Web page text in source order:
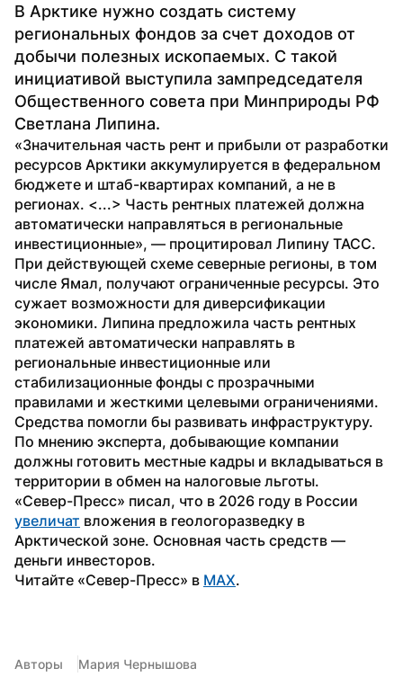
В Арктике нужно создать систему
региональных фондов за счет доходов от
добычи полезных ископаемых. С такой
инициативой выступила зампредседателя
Общественного совета при Минприроды РФ
Светлана Липина.
«Значительная часть рент и прибыли от разработки
ресурсов Арктики аккумулируется в федеральном
бюджете и штаб-квартирах компаний, а не в
регионах. <...> Часть рентных платежей должна
автоматически направляться в региональные
инвестиционные», — процитировал Липину ТАСС.
При действующей схеме северные регионы, в том
числе Ямал, получают ограниченные ресурсы. Это
сужает возможности для диверсификации
экономики. Липина предложила часть рентных
платежей автоматически направлять в
региональные инвестиционные или
стабилизационные фонды с прозрачными
правилами и жесткими целевыми ограничениями.
Средства помогли бы развивать инфраструктуру.
По мнению эксперта, добывающие компании
должны готовить местные кадры и вкладываться в
территории в обмен на налоговые льготы.
увеличат вложения в геологоразведку в
Арктической зоне. Основная часть средств —
деньги инвесторов.
Читайте «Север-Пресс» в MAX.
Авторы Мария Чернышова